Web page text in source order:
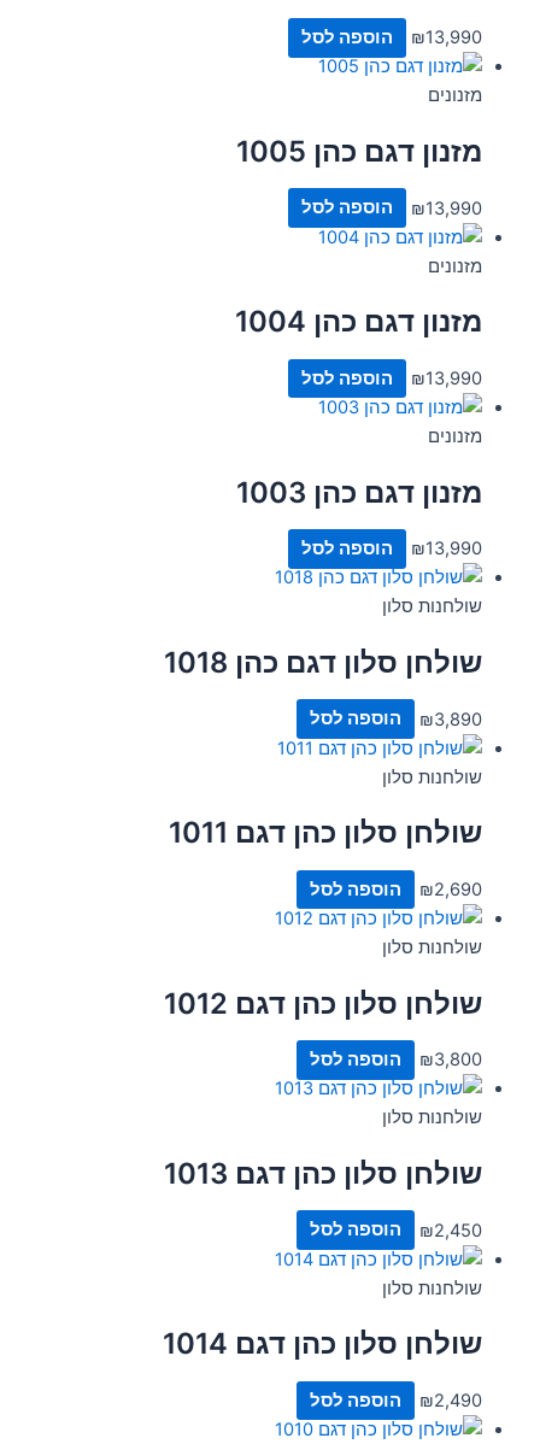
₪13,990 הוספה לסל
מזנונים
מזנון דגם כהן 1005
₪13,990 הוספה לסל
מזנונים
מזנון דגם כהן 1004
₪13,990 הוספה לסל
מזנונים
מזנון דגם כהן 1003
₪13,990 הוספה לסל
שולחנות סלון
שולחן סלון דגם כהן 1018
₪3,890 הוספה לסל
שולחנות סלון
שולחן סלון כהן דגם 1011
₪2,690 הוספה לסל
שולחנות סלון
שולחן סלון כהן דגם 1012
₪3,800 הוספה לסל
שולחנות סלון
שולחן סלון כהן דגם 1013
₪2,450 הוספה לסל
שולחנות סלון
שולחן סלון כהן דגם 1014
₪2,490 הוספה לסל